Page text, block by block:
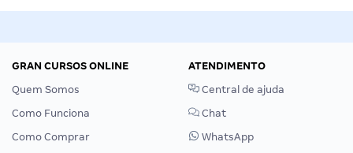
GRAN CURSOS ONLINE
Quem Somos
Como Funciona
Como Comprar
ATENDIMENTO
Central de ajuda
Chat
WhatsApp